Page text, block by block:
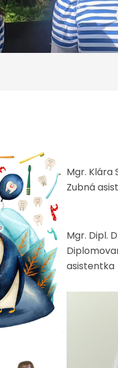
Mgr. Klára
Zubná
Mgr. Dipl.
asistentka